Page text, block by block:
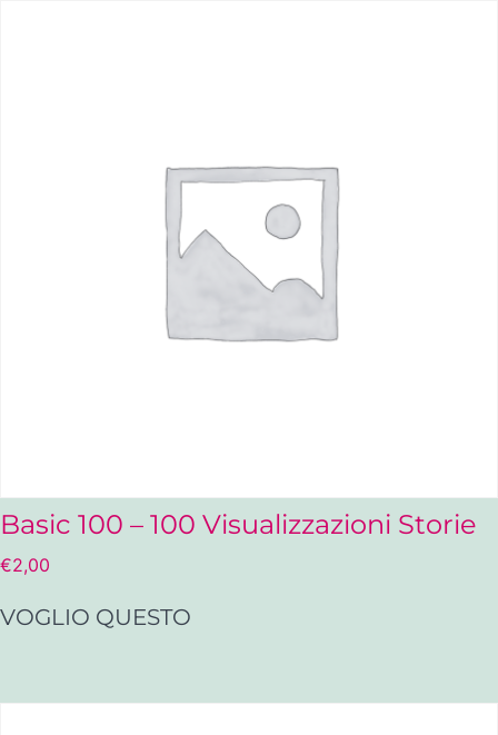
Basic 100 – 100 Visualizzazioni Storie
€2,00
VOGLIO QUESTO